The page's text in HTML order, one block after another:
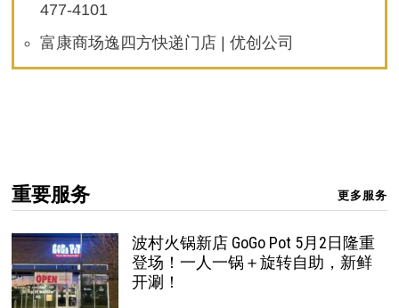
477-4101
富康商场逸四方快递门店 | 优创公司
重要服务 更多服务
波村火锅新店 GoGo Pot 5月2日隆重
登场！一人一锅＋旋转自助，新鲜
开涮！